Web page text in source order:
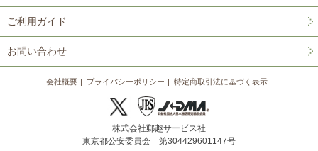
ご利用ガイド
お問い合わせ
会社概要 プライバシーポリシー 特定商取引法に基づく表示
株式会社郵趣サービス社
東京都公安委員会 第304429601147号